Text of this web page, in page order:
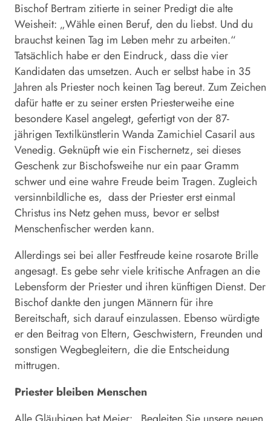
Bischof Bertram zitierte in seiner Predigt die alte
Weisheit: „Wähle einen Beruf, den du liebst. Und du
brauchst keinen Tag im Leben mehr zu arbeiten.“
Tatsächlich habe er den Eindruck, dass die vier
Kandidaten das umsetzen. Auch er selbst habe in 35
Jahren als Priester noch keinen Tag bereut. Zum Zeichen
dafür hatte er zu seiner ersten Priesterweihe eine
besondere Kasel angelegt, gefertigt von der 87-
jährigen Textilkünstlerin Wanda Zamichiel Casaril aus
Venedig. Geknüpft wie ein Fischernetz, sei dieses
Geschenk zur Bischofsweihe nur ein paar Gramm
schwer und eine wahre Freude beim Tragen. Zugleich
versinnbildliche es, dass der Priester erst einmal
Christus ins Netz gehen muss, bevor er selbst
Menschenfischer werden kann.
Allerdings sei bei aller Festfreude keine rosarote Brille
angesagt. Es gebe sehr viele kritische Anfragen an die
Lebensform der Priester und ihren künftigen Dienst. Der
Bischof dankte den jungen Männern für ihre
Bereitschaft, sich darauf einzulassen. Ebenso würdigte
er den Beitrag von Eltern, Geschwistern, Freunden und
sonstigen Wegbegleitern, die die Entscheidung
mittrugen.
Priester bleiben Menschen